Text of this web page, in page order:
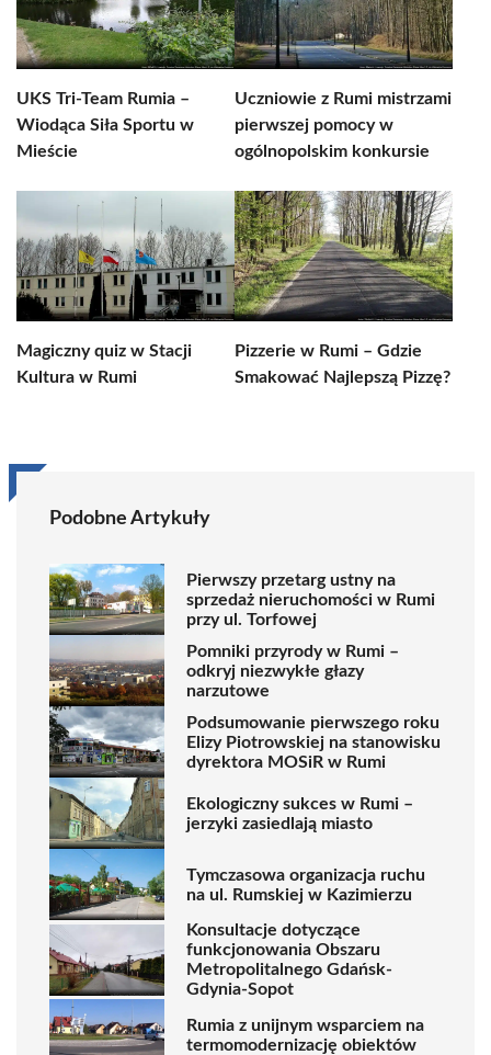
UKS Tri-Team Rumia –
Wiodąca Siła Sportu w
Mieście
Uczniowie z Rumi mistrzami
pierwszej pomocy w
ogólnopolskim konkursie
Magiczny quiz w Stacji
Kultura w Rumi
Pizzerie w Rumi – Gdzie
Smakować Najlepszą Pizzę?
Podobne Artykuły
Pierwszy przetarg ustny na
sprzedaż nieruchomości w Rumi
przy ul. Torfowej
Pomniki przyrody w Rumi –
odkryj niezwykłe głazy
narzutowe
Podsumowanie pierwszego roku
Elizy Piotrowskiej na stanowisku
dyrektora MOSiR w Rumi
Ekologiczny sukces w Rumi –
jerzyki zasiedlają miasto
Tymczasowa organizacja ruchu
na ul. Rumskiej w Kazimierzu
Konsultacje dotyczące
funkcjonowania Obszaru
Metropolitalnego Gdańsk-
Gdynia-Sopot
Rumia z unijnym wsparciem na
termomodernizację obiektów